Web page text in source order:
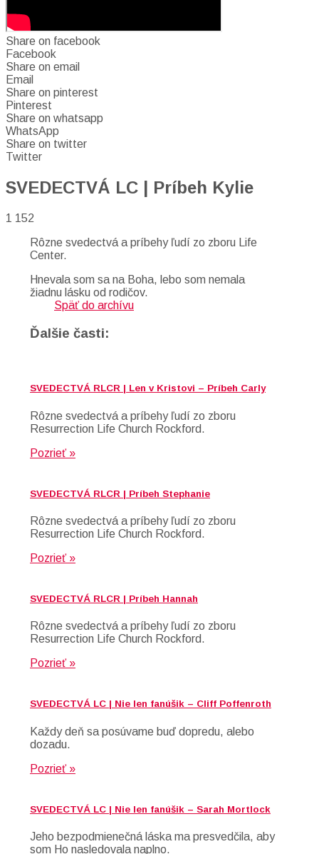
Share on facebook
Facebook
Share on email
Email
Share on pinterest
Pinterest
Share on whatsapp
WhatsApp
Share on twitter
Twitter
SVEDECTVÁ LC | Príbeh Kylie
1 152
Rôzne svedectvá a príbehy ľudí zo zboru Life
Center.
Hnevala som sa na Boha, lebo som nemala
žiadnu lásku od rodičov.
Späť do archívu
Ďalšie časti:
SVEDECTVÁ RLCR | Len v Kristovi – Príbeh Carly
Rôzne svedectvá a príbehy ľudí zo zboru
Resurrection Life Church Rockford.
Pozrieť »
SVEDECTVÁ RLCR | Príbeh Stephanie
Rôzne svedectvá a príbehy ľudí zo zboru
Resurrection Life Church Rockford.
Pozrieť »
SVEDECTVÁ RLCR | Príbeh Hannah
Rôzne svedectvá a príbehy ľudí zo zboru
Resurrection Life Church Rockford.
Pozrieť »
SVEDECTVÁ LC | Nie len fanúšik – Cliff Poffenroth
Každy deň sa posúvame buď dopredu, alebo
dozadu.
Pozrieť »
SVEDECTVÁ LC | Nie len fanúšik – Sarah Mortlock
Jeho bezpodmienečná láska ma presvedčila, aby
som Ho nasledovala naplno.